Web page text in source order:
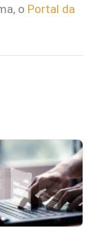
o Portal da